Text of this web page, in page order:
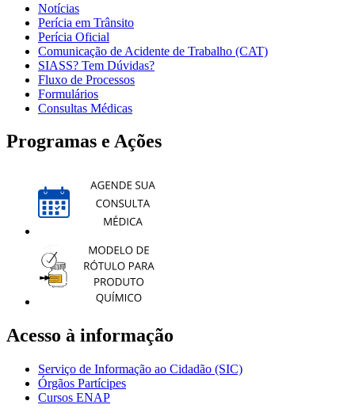
Notícias
Perícia em Trânsito
Perícia Oficial
Comunicação de Acidente de Trabalho (CAT)
SIASS? Tem Dúvidas?
Fluxo de Processos
Formulários
Consultas Médicas
Programas e Ações
Acesso à informação
Serviço de Informação ao Cidadão (SIC)
Órgãos Partícipes
Cursos ENAP